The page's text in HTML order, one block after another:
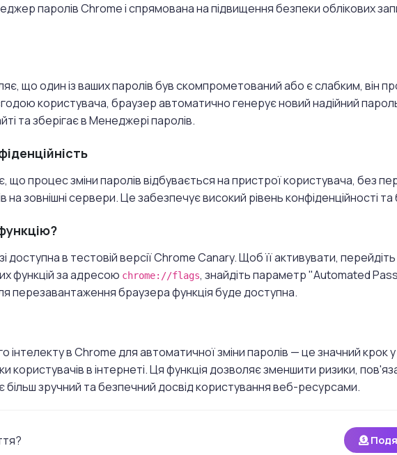
паролів Chrome і спрямована на підвищення безпеки облікових
що один із ваших паролів був скомпрометований або є слабким, він
користувача, браузер автоматично генерує новий надійний
та зберігає в Менеджері паролів.
що процес зміни паролів відбувається на пристрої користувача, без
на зовнішні сервери.Це забезпечує високий рівень конфіденційності
доступна в тестовій версії Chrome Canary.Щоб її активувати,
функцій за адресою chrome://flags, знайдіть параметр "Automated
перезавантаження браузера функція буде доступна.
інтелекту в Chrome для автоматичної зміни паролів — це значний крок
користувачів в інтернеті.Ця функція дозволяє зменшити ризики,
більш зручний та безпечний досвід користування веб-ресурсами.